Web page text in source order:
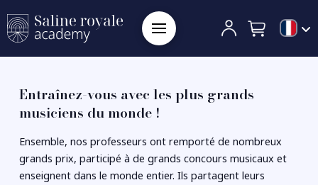
Entraînez-vous avec les plus grands
musiciens du monde !
Ensemble, nos professeurs ont remporté de nombreux
grands prix, participé à de grands concours musicaux et
enseignent dans le monde entier. Ils partagent leurs